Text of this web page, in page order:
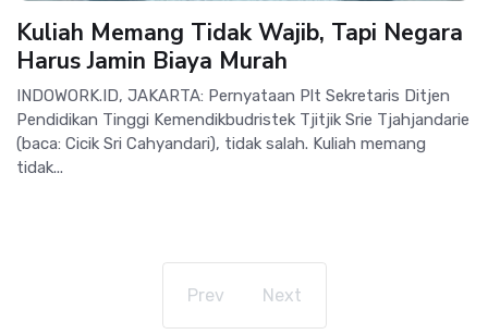
Kuliah Memang Tidak Wajib, Tapi Negara
Harus Jamin Biaya Murah
INDOWORK.ID, JAKARTA: Pernyataan Plt Sekretaris Ditjen
Pendidikan Tinggi Kemendikbudristek Tjitjik Srie Tjahjandarie
(baca: Cicik Sri Cahyandari), tidak salah. Kuliah memang
tidak...
Prev Next